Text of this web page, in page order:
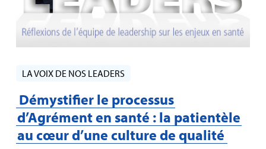
LA VOIX DE NOS LEADERS
Démystifier le processus
d’Agrément en santé : la patientèle
au cœur d’une culture de qualité